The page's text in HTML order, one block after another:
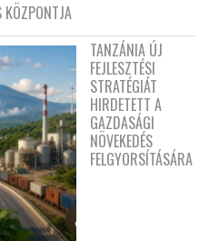
KÖZPONTJA
TANZÁNIA ÚJ
FEJLESZTÉSI
STRATÉGIÁT
HIRDETETT A
GAZDASÁGI
NÖVEKEDÉS
FELGYORSÍTÁSÁRA